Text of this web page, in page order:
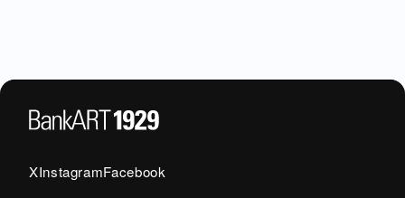
ビ
ゲ
シXInstagramFacebook